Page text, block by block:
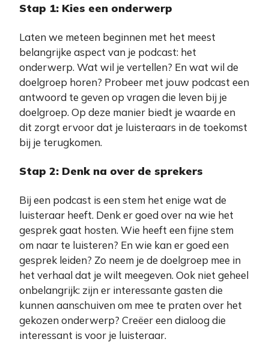
Stap 1: Kies een onderwerp
Laten we meteen beginnen met het meest
belangrijke aspect van je podcast: het
onderwerp. Wat wil je vertellen? En wat wil de
doelgroep horen? Probeer met jouw podcast een
antwoord te geven op vragen die leven bij je
doelgroep. Op deze manier biedt je waarde en
dit zorgt ervoor dat je luisteraars in de toekomst
bij je terugkomen.
Stap 2: Denk na over de sprekers
Bij een podcast is een stem het enige wat de
luisteraar heeft. Denk er goed over na wie het
gesprek gaat hosten. Wie heeft een fijne stem
om naar te luisteren? En wie kan er goed een
gesprek leiden? Zo neem je de doelgroep mee in
het verhaal dat je wilt meegeven. Ook niet geheel
onbelangrijk: zijn er interessante gasten die
kunnen aanschuiven om mee te praten over het
gekozen onderwerp? Creëer een dialoog die
interessant is voor je luisteraar.